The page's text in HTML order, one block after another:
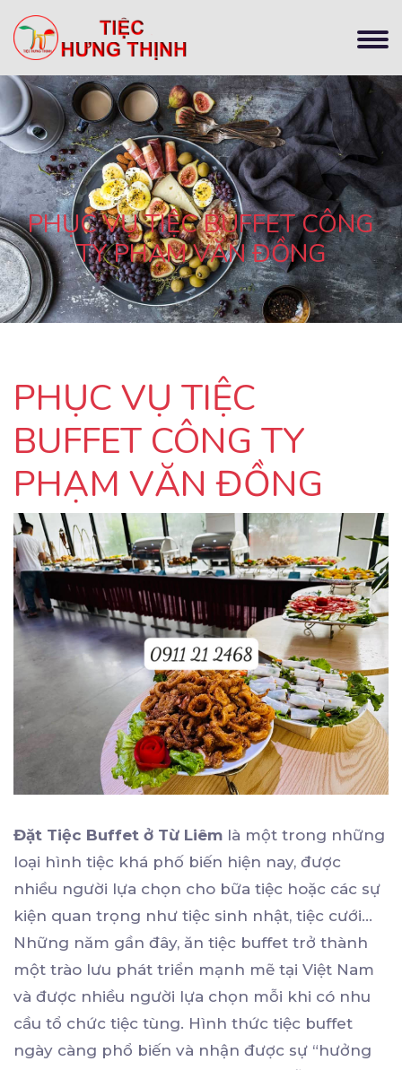
PHỤC VỤ TIỆC BUFFET CÔNG
TY PHẠM VĂN ĐỒNG
PHỤC VỤ TIỆC
BUFFET CÔNG TY
PHẠM VĂN ĐỒNG
Đặt Tiệc Buffet ở Từ Liêm là một trong những
loại hình tiệc khá phố biến hiện nay, được
nhiều người lựa chọn cho bữa tiệc hoặc các sự
kiện quan trọng như tiệc sinh nhật, tiệc cưới…
Những năm gần đây, ăn tiệc buffet trở thành
một trào lưu phát triển mạnh mẽ tại Việt Nam
và được nhiều người lựa chọn mỗi khi có nhu
cầu tổ chức tiệc tùng. Hình thức tiệc buffet
ngày càng phổ biến và nhận được sự “hưởng